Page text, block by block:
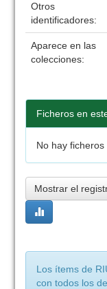
Otros
identificadores:
Aparece en las
colecciones:
Ficheros en
No hay ficheros
Mostrar el
Los ítems de
con todos los